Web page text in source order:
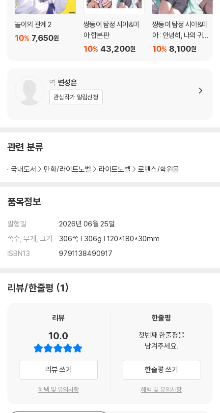
놀이의 관계 2
7,650원
10%
쌍둥이 탐정 시아&미
아 합본판
43,200원
10%
쌍둥이 탐정 시아&미
아 : 안녕히, 나의 귀엽
지 않은 쌍둥이들
8,100원
10%
역 변성은
관심작가 알림신청
관련 분류
국내도서 만화/라이트노벨 라이트노벨 로맨스/학원물
품목정보
발행일
2026년 06월 25일
쪽수, 무게, 크기
306쪽 | 306g | 120*180*30mm
ISBN13
9791138490917
리뷰/한줄평 1
리뷰
10.0
리뷰 쓰기
혜택 및 유의사항
한줄평
첫번째 한줄평을
남겨주세요.
한줄평 쓰기
혜택 및 유의사항